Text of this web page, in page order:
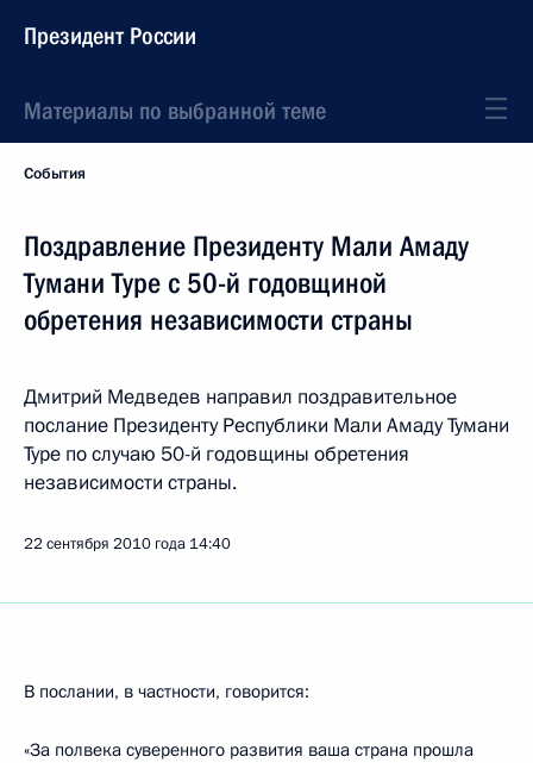
Президент России
Материалы по выбранной теме
События
Поздравление Президенту Мали Амаду
Тумани Туре с 50-й годовщиной
обретения независимости страны
Дмитрий Медведев направил поздравительное
послание Президенту Республики Мали Амаду Тумани
Туре по случаю 50-й годовщины обретения
независимости страны.
22 сентября 2010 года 14:40
В послании, в частности, говорится:
«За полвека суверенного развития ваша страна прошла